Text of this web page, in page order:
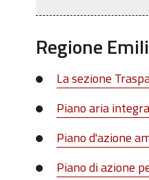
Regione
La sezione
Piano aria
Piano d'azione
Piano di azione